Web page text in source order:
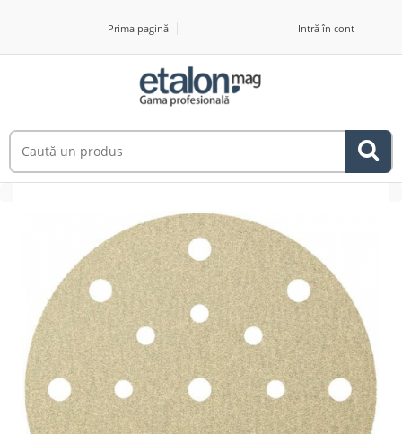
Prima pagină Intră în cont